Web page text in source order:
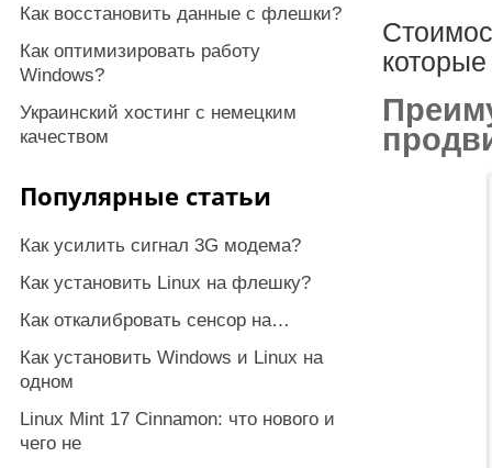
Как восстановить данные с флешки?
Как оптимизировать работу
Windows?
Украинский хостинг с немецким
качеством
Популярные статьи
Как усилить сигнал 3G модема?
Как установить Linux на флешку?
Как откалибровать сенсор на…
Как установить Windows и Linux на
одном
Linux Mint 17 Cinnamon: что нового и
чего не